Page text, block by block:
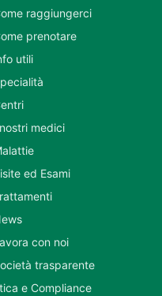
raggiungerci
prenotare
utili
medici
ed Esami
con noi
trasparente
e Compliance